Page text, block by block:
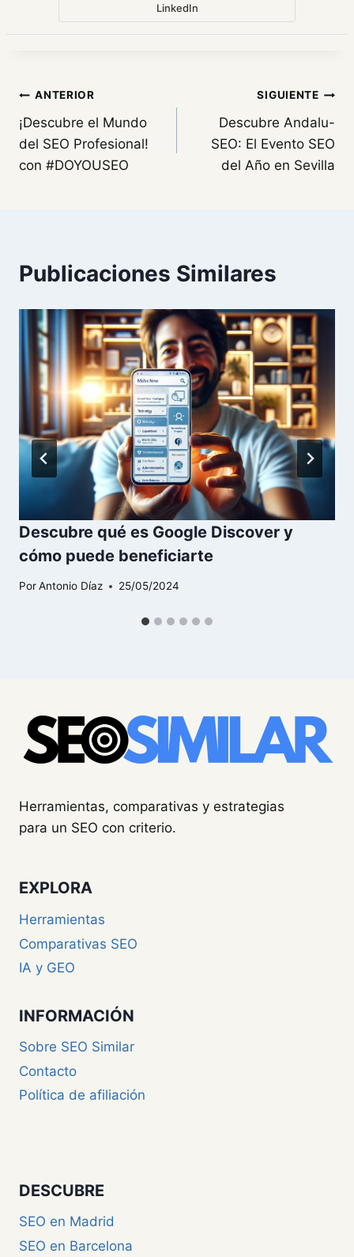
LinkedIn
Navegación
de
entradas
ANTERIOR
¡Descubre el Mundo
del SEO Profesional!
con #DOYOUSEO
SIGUIENTE
Descubre Andalu-
SEO: El Evento SEO
del Año en Sevilla
Publicaciones Similares
Descubre qué es Google Discover y
cómo puede beneficiarte
PorAntonio Díaz 25/05/2024
Herramientas, comparativas y estrategias
para un SEO con criterio.
EXPLORA
Herramientas
Comparativas SEO
IA y GEO
INFORMACIÓN
Sobre SEO Similar
Contacto
Política de afiliación
DESCUBRE
SEO en Madrid
SEO en Barcelona